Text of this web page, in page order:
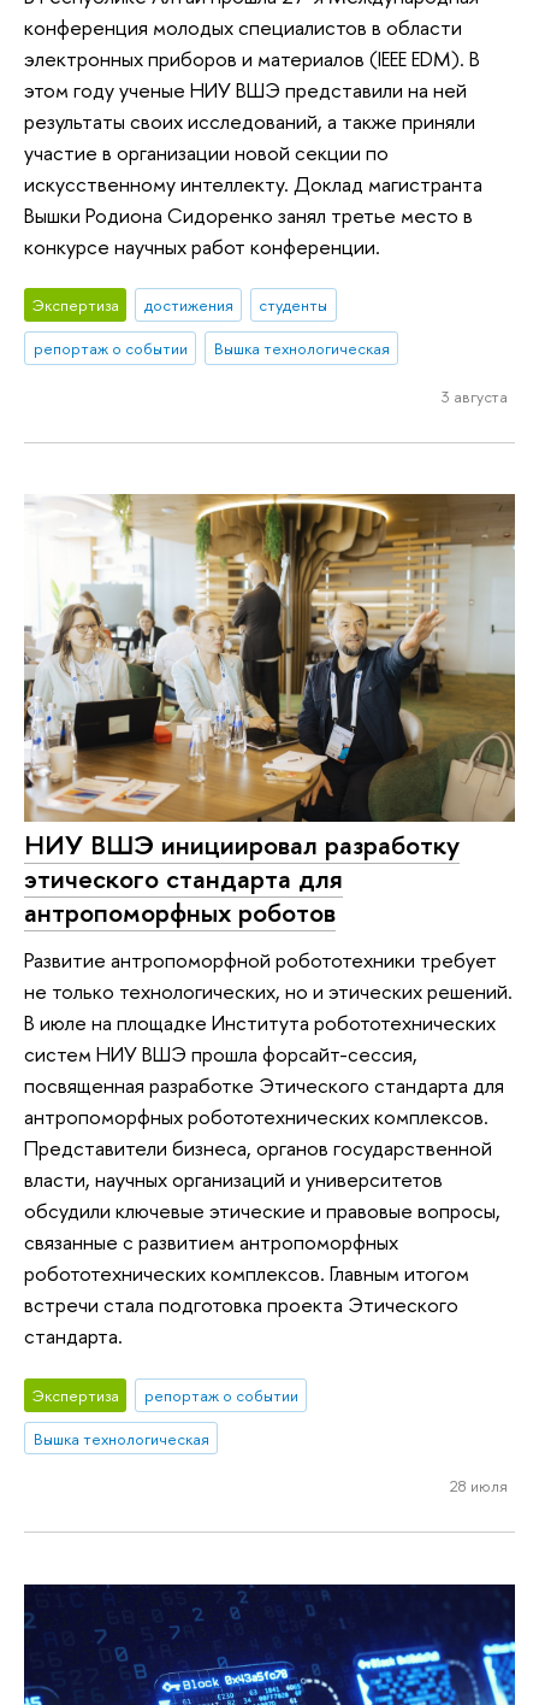
конференция молодых специалистов в области
электронных приборов и материалов (IEEE EDM). В
этом году ученые НИУ ВШЭ представили на ней
результаты своих исследований, а также приняли
участие в организации новой секции по
искусственному интеллекту. Доклад магистранта
Вышки Родиона Сидоренко занял третье место в
конкурсе научных работ конференции.
Экспертиза достижения
студенты
репортаж о событии
Вышка технологическая
3 августа
НИУ ВШЭ инициировал разработку
этического стандарта для
антропоморфных роботов
Развитие антропоморфной робототехники требует
не только технологических, но и этических решений.
В июле на площадке Института робототехнических
систем НИУ ВШЭ прошла форсайт-сессия,
посвященная разработке Этического стандарта для
антропоморфных робототехнических комплексов.
Представители бизнеса, органов государственной
власти, научных организаций и университетов
обсудили ключевые этические и правовые вопросы,
связанные с развитием антропоморфных
робототехнических комплексов. Главным итогом
встречи стала подготовка проекта Этического
стандарта.
Экспертиза
репортаж о событии
Вышка технологическая
28 июля